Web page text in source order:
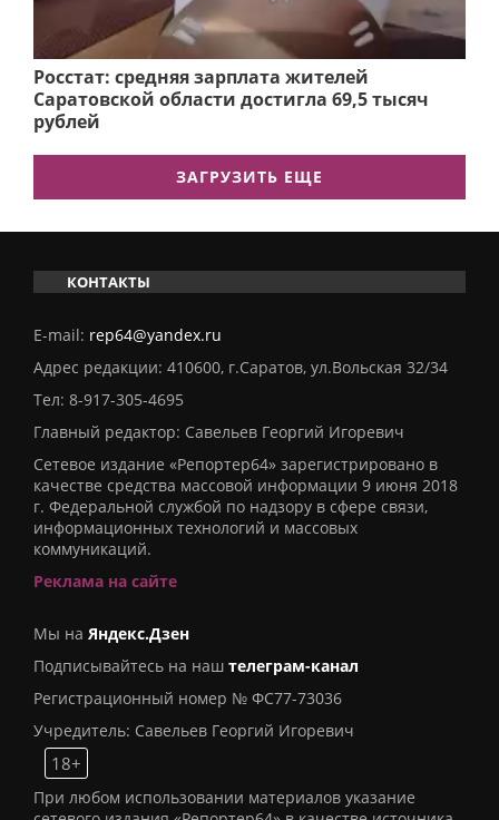
Росстат: средняя зарплата жителей
Саратовской области достигла 69,5 тысяч
рублей
ЗАГРУЗИТЬ ЕЩЕ
КОНТАКТЫ
E-mail: rep64@yandex.ru
Адрес редакции: 410600, г.Саратов, ул.Вольская 32/34
Тел: 8-917-305-4695
Главный редактор: Савельев Георгий Игоревич
Сетевое издание «Репортер64» зарегистрировано в
качестве средства массовой информации 9 июня 2018
г. Федеральной службой по надзору в сфере связи,
информационных технологий и массовых
коммуникаций.
Реклама на сайте
Мы на Яндекс.Дзен
Подписывайтесь на наш телеграм-канал
Регистрационный номер № ФС77-73036
Учредитель: Савельев Георгий Игоревич
18+
При любом использовании материалов указание